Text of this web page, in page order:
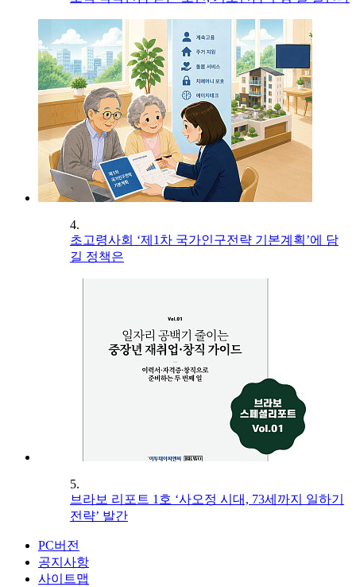
4.
초고령사회 ‘제1차 국가인구전략 기본계획’에 담
길 정책은
5.
브라보 리포트 1호 ‘사오정 시대, 73세까지 일하기
전략’ 발간
PC버전
공지사항
사이트맵